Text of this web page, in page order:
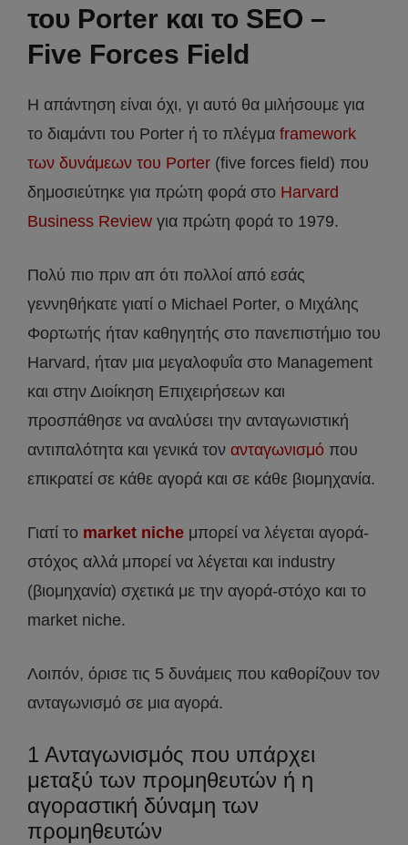
του Porter και το SEO –
Five Forces Field
Η απάντηση είναι όχι, γι αυτό θα μιλήσουμε για
το διαμάντι του Porter ή το πλέγμα framework
των δυνάμεων του Porter (five forces field) που
δημοσιεύτηκε για πρώτη φορά στο Harvard
Business Review για πρώτη φορά το 1979.
Πολύ πιο πριν απ ότι πολλοί από εσάς
γεννηθήκατε γιατί ο Michael Porter, ο Μιχάλης
Φορτωτής ήταν καθηγητής στο πανεπιστήμιο του
Harvard, ήταν μια μεγαλοφυΐα στο Management
και στην Διοίκηση Επιχειρήσεων και
προσπάθησε να αναλύσει την ανταγωνιστική
αντιπαλότητα και γενικά τον ανταγωνισμό που
επικρατεί σε κάθε αγορά και σε κάθε βιομηχανία.
Γιατί το market niche μπορεί να λέγεται αγορά-
στόχος αλλά μπορεί να λέγεται και industry
(βιομηχανία) σχετικά με την αγορά-στόχο και το
market niche.
Λοιπόν, όρισε τις 5 δυνάμεις που καθορίζουν τον
ανταγωνισμό σε μια αγορά.
1 Aνταγωνισμός που υπάρχει
μεταξύ των προμηθευτών ή η
αγοραστική δύναμη των
προμηθευτών